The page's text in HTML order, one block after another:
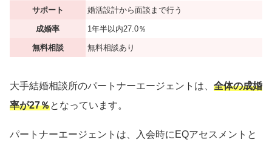
サポート 婚活設計から面談まで行う
成婚率 1年半以内27.0％
無料相談 無料相談あり
大手結婚相談所のパートナーエージェントは、 全体の成婚
率が27％となっています。
パートナーエージェントは、入会時にEQアセスメントと